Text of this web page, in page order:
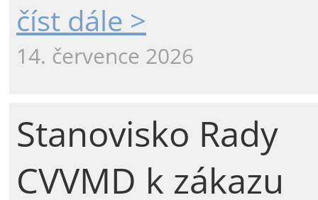
číst dále >
14. července 2026
Stanovisko Rady
CVVMD k zákazu